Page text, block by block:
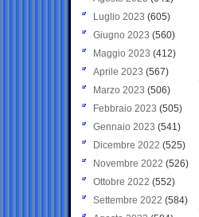
Luglio 2023 (605)
Giugno 2023 (560)
Maggio 2023 (412)
Aprile 2023 (567)
Marzo 2023 (506)
Febbraio 2023 (505)
Gennaio 2023 (541)
Dicembre 2022 (525)
Novembre 2022 (526)
Ottobre 2022 (552)
Settembre 2022 (584)